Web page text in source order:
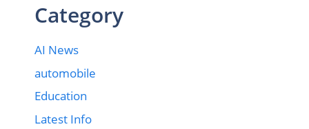
Category
AI News
automobile
Education
Latest Info